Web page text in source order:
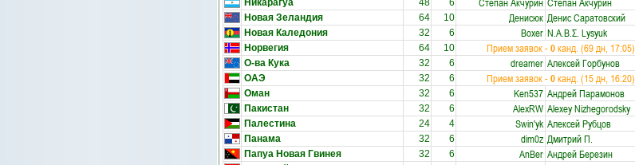
Никарагуа 48 6
Новая Зеландия 64 10 Денисюк Денис Саратовский
Новая Каледония 32 6 Boxer Ν.Α.Β.Σ. Lysyuk
Норвегия 64 10 Прием заявок -0канд. (69 дн, 17:05)
О-ва Кука
32 6 dreamer Алексей Горбунов
ОАЭ 32 6 Прием заявок -0канд. (15 дн, 16:20)
Оман
32 6 Ken537 Андрей Парамонов
Пакистан
32 6 AlexRW Alexey Nizhegorodsky
Палестина 24 4 Swin'yk Алексей Рубцов
Панама 32 6 dim0z Дмитрий П.
Папуа Новая Гвинея 32 6 AnBer Андрей Березин